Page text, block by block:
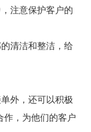
注意保护客户的
清洁和整洁，给
外，还可以积极
作，为他们的客户